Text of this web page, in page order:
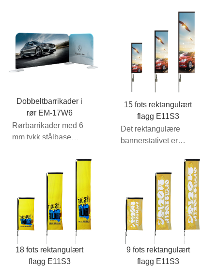
Dobbeltbarrikader i
rør EM-17W6
Rørbarrikader med 6
mm tykk stålbase
15 fots rektangulært
flagg E11S3
Det rektangulære
bannerstativet er
grafiske pakken...
18 fots rektangulært
flagg E11S3
9 fots rektangulært
flagg E11S3